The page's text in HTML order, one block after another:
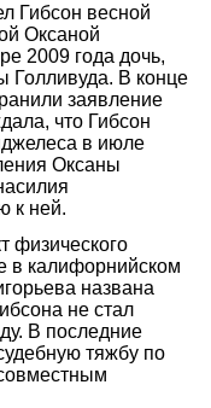
Гибсон весной
Оксаной
2009 года дочь,
Голливуда. В конце
заявление
что Гибсон
в июле
Оксаны
к ней.
физического
в калифорнийском
названа
не стал
В последние
тяжбу по